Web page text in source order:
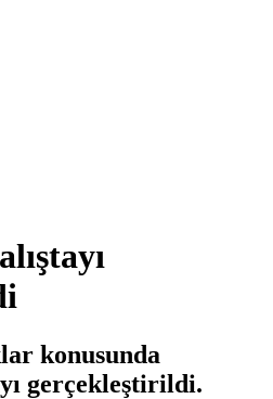
konusunda
gerçekleştirildi.